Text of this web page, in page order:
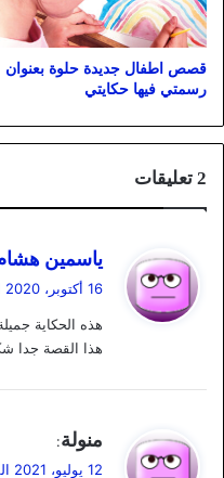
قصص اطفال جديدة حلوة بعنوان
رسمتي فيها حكايتي
‫2 تعليقات
ق
ل
ياسمين
16 أكتوبر، 2020 الساعة 12:10 ص
هذه الحكاية
هذا القصة جدا
ق
منولة:
12 يوليو، 2021 الساعة 11:59 م